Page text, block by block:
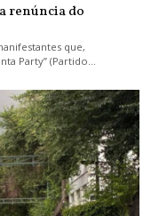
renúncia do
que,
Party” (Partido…